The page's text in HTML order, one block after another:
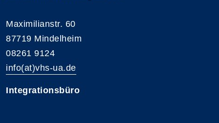
Maximilianstr. 60
87719 Mindelheim
08261 9124
info(at)vhs-ua.de
Integrationsbüro